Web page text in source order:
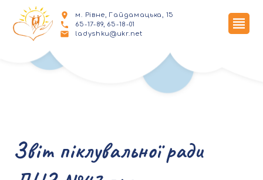
м. Рівне, Гайдамацька, 15
65-17-89, 65-18-01
ladyshku@ukr.net
Звіт піклувальної ради